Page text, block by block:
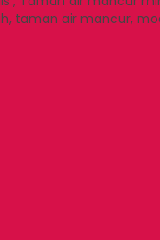
taman air mancur,